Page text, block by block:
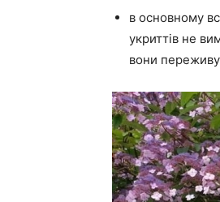
в основному
укриттів не
вони